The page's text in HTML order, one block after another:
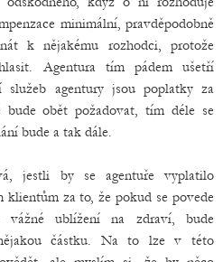
minimální, pravděpodobně
k nějakému rozhodci, protože
Agentura tím pádem ušetří
služeb agentury jsou poplatky za
bude obět požadovat, tím déle se
bude a tak dále.
jestli by se agentuře vyplatilo
klientům za to, že pokud se povede
vážné ublížení na zdraví, bude
částku. Na to lze v této